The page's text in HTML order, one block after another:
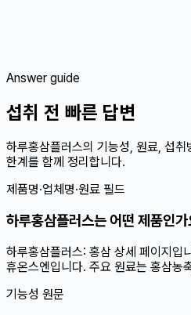
Answer guide
섭취 전 빠른 답변
하루홍삼플러스의 기능성, 원료, 섭
한계를 함께 정리합니다.
제품명·업체명·원료 필드
하루홍삼플러스는 어떤 제품인
하루홍삼플러스: 홍삼 상세 페이지입
휴온스엔입니다. 주요 원료는 홍삼농
기능성 원문